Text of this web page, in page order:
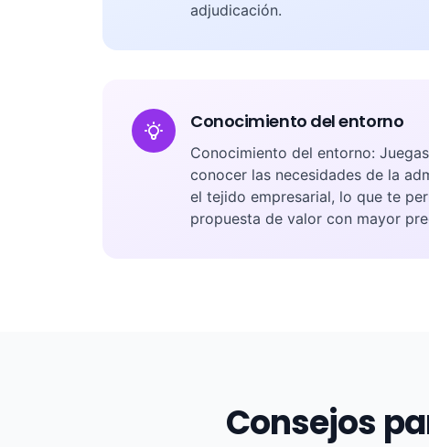
adjudicación.
Conocimiento del entorno
Conocimiento del entorno:
conocer las necesidades de la
el tejido empresarial, lo que te
propuesta de valor con mayor
Consejos